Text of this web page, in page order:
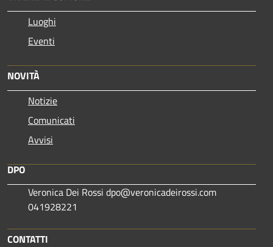
Luoghi
Eventi
NOVITÀ
Notizie
Comunicati
Avvisi
DPO
Veronica Dei Rossi dpo@veronicadeirossi.com
041928221
CONTATTI